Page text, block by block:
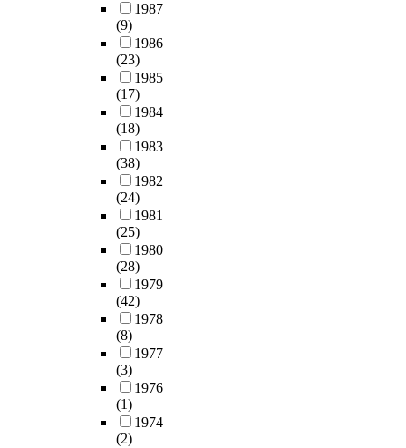
1987
(9)
1986
(23)
1985
(17)
1984
(18)
1983
(38)
1982
(24)
1981
(25)
1980
(28)
1979
(42)
1978
(8)
1977
(3)
1976
(1)
1974
(2)